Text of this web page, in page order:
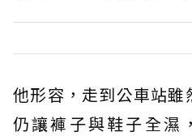
他形容，走到公車站
仍讓褲子與鞋子全濕